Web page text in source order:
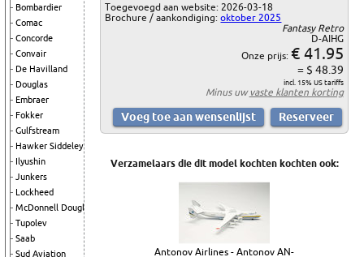
Bombardier
Comac
Concorde
Convair
De Havilland
Douglas
Embraer
Fokker
Gulfstream
Hawker Siddeley
Ilyushin
Junkers
Lockheed
McDonnell Douglas
Tupolev
Saab
Sud Aviation
Toegevoegd aan website: 2026-03-18
Brochure / aankondiging:oktober 2025
Fantasy Retro
D-AIHG
Onze prijs: € 41.95
= $ 48.39
incl. 15% US tariffs
Minus uwvaste klanten korting
Verzamelaars die dit model kochten kochten ook:
Antonov Airlines - Antonov AN-